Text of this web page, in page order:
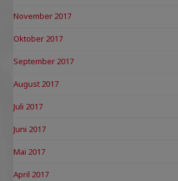
November 2017
Oktober 2017
September 2017
August 2017
Juli 2017
Juni 2017
Mai 2017
April 2017